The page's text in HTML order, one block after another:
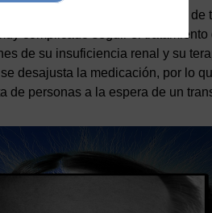
paciente que hay en mi lugar
complicado seguir el
de su insuficiencia renal y su
desajusta la medicación, por lo
de personas a la espera de un